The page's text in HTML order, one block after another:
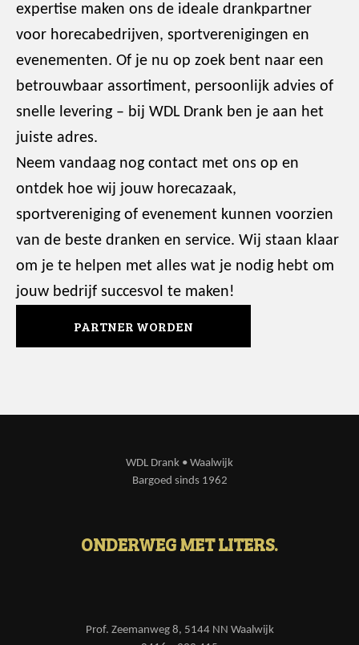
expertise maken ons de ideale drankpartner
voor horecabedrijven, sportverenigingen en
evenementen. Of je nu op zoek bent naar een
betrouwbaar assortiment, persoonlijk advies of
snelle levering – bij WDL Drank ben je aan het
juiste adres.
Neem vandaag nog contact met ons op en
ontdek hoe wij jouw horecazaak,
sportvereniging of evenement kunnen voorzien
van de beste dranken en service. Wij staan klaar
om je te helpen met alles wat je nodig hebt om
jouw bedrijf succesvol te maken!
PARTNER WORDEN
WDL Drank • Waalwijk
Bargoed sinds 1962
ONDERWEG MET LITERS.
Prof. Zeemanweg 8, 5144 NN Waalwijk